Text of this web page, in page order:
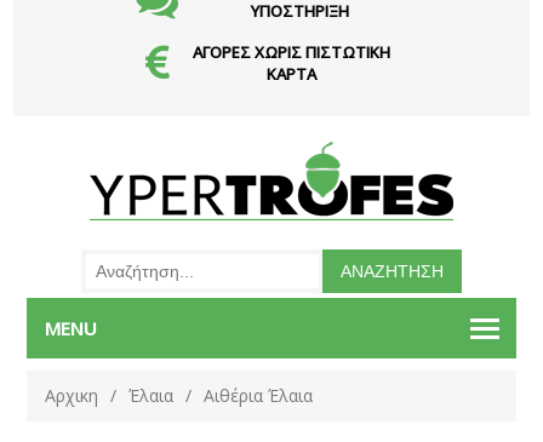
ΥΠΟΣΤΗΡΙΞΗ
ΑΓΟΡΕΣ ΧΩΡΙΣ ΠΙΣΤΩΤΙΚΗ
ΚΑΡΤΑ
MENU
Αρχικη / Έλαια / Αιθέρια Έλαια